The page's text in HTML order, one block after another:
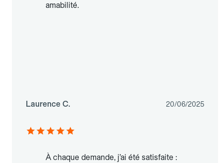
amabilité.
Laurence C. 20/06/2025
À chaque demande, j’ai été satisfaite :